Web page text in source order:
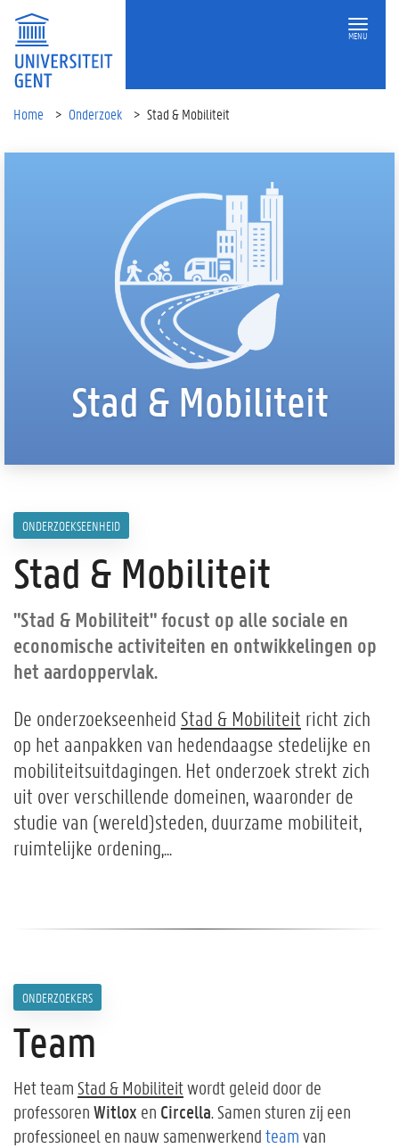
MENU
Home Onderzoek Stad & Mobiliteit
Stad & Mobiliteit
ONDERZOEKSEENHEID
Stad & Mobiliteit
"Stad & Mobiliteit" focust op alle sociale en
economische activiteiten en ontwikkelingen op
het aardoppervlak.
De onderzoekseenheid Stad & Mobiliteit richt zich
op het aanpakken van hedendaagse stedelijke en
mobiliteitsuitdagingen. Het onderzoek strekt zich
uit over verschillende domeinen, waaronder de
studie van (wereld)steden, duurzame mobiliteit,
ruimtelijke ordening,...
ONDERZOEKERS
Team
Het team Stad & Mobiliteitwordt geleid door de
professoren Witlox en Circella. Samen sturen zij een
professioneel en nauw samenwerkend team van